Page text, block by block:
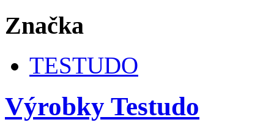
Značka
TESTUDO
Výrobky Testudo